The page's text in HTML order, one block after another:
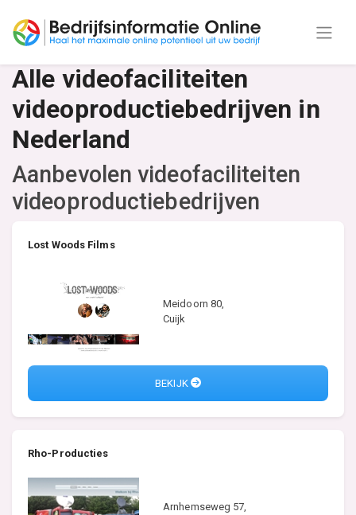
Alle videofaciliteiten
videoproductiebedrijven in
Nederland
Aanbevolen videofaciliteiten
videoproductiebedrijven
Lost Woods Films
Meidoorn 80,
Cuijk
BEKIJK
Rho-Producties
Arnhemseweg 57,